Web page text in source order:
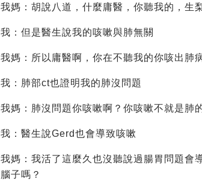
我媽：胡說八道，什麼庸醫，你聽我的，生
我：但是醫生說我的咳嗽與肺無關
我媽：所以庸醫啊，你在不聽我的你咳出肺
我：肺部ct也證明我的肺沒問題
我媽：肺沒問題你咳嗽啊？你咳嗽不就是肺
我：醫生說Gerd也會導致咳嗽
我媽：我活了這麼久也沒聽說過腸胃問題會
腦子嗎？